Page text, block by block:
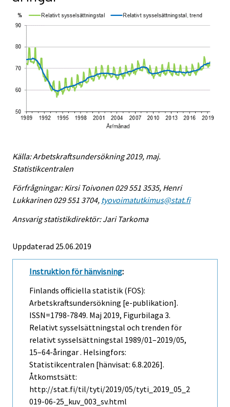
Källa: Arbetskraftsundersökning 2019, maj.
Statistikcentralen
Förfrågningar: Kirsi Toivonen 029 551 3535, Henri
Lukkarinen 029 551 3704, tyovoimatutkimus@stat.fi
Ansvarig statistikdirektör: Jari Tarkoma
Uppdaterad 25.06.2019
Instruktion för hänvisning:
Finlands officiella statistik (FOS):
Arbetskraftsundersökning [e-publikation].
ISSN=1798-7849. Maj 2019, Figurbilaga 3.
Relativt sysselsättningstal och trenden för
relativt sysselsättningstal 1989/01–2019/05,
15–64-åringar . Helsingfors:
Statistikcentralen [hänvisat: 6.8.2026].
Åtkomstsätt:
http://stat.fi/til/tyti/2019/05/tyti_2019_05_2
019-06-25_kuv_003_sv.html